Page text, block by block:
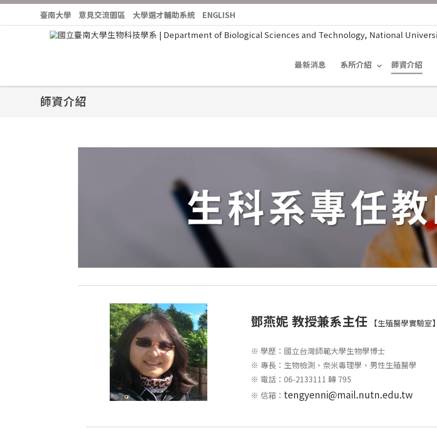
臺南大學 意見交流園區 大學選才輔助系統 ENGLISH
最新消息 系所介紹 師資介紹
師資介紹
鄧燕妮 教授兼系主任 【生殖醫學實驗室
※ 學歷：國立台灣師範大學生物學博士
※ 專長：生物檢測、奈米毒理學、男性生殖醫學
※ 電話：06-2133111 轉 795
※ 信箱： tengyenni@mail.nutn.edu.tw